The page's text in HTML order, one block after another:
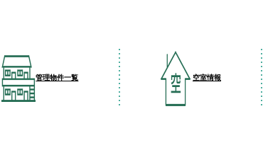
管理物件一覧 空室情報